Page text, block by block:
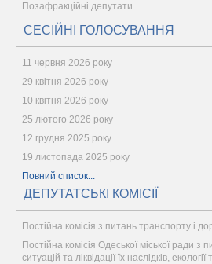
Позафракційні депутати
СЕСІЙНІ ГОЛОСУВАННЯ
11 червня 2026 року
29 квітня 2026 року
10 квітня 2026 року
25 лютого 2026 року
12 грудня 2025 року
19 листопада 2025 року
Повний список...
ДЕПУТАТСЬКІ КОМІСІЇ
Постійна комісія з питань транспорту і
Постійна комісія Одеської міської ради з
ситуацій та ліквідації їх наслідків,